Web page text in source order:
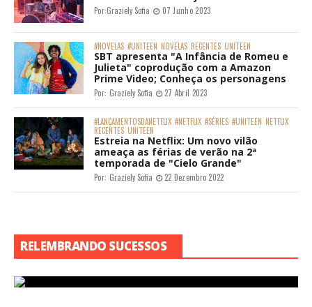
Por:Graziely Sofia 07 Junho 2023
#NOVELAS #UNITEEN NOVELAS RECENTES UNITEEN
SBT apresenta "A Infância de Romeu e
Julieta" coprodução com a Amazon
Prime Video; Conheça os personagens
Por: Graziely Sofia 27 Abril 2023
#LANÇAMENTOSDANETFLIX #NETFLIX #SÉRIES #UNITEEN NETFLIX
RECENTES UNITEEN
Estreia na Netflix: Um novo vilão
ameaça as férias de verão na 2ª
temporada de "Cielo Grande"
Por: Graziely Sofia 22 Dezembro 2022
RELEMBRANDO SUCESSOS